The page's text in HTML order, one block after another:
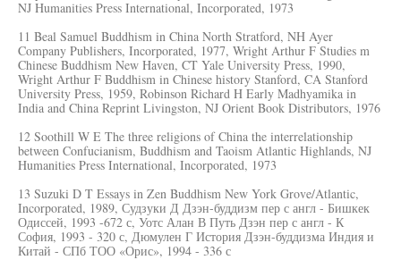
NJ Humanities Press International, Incorporated, 1973
11 Beal Samuel Buddhism in China North Stratford, NH Ayer
Company Publishers, Incorporated, 1977, Wright Arthur F Studies m
Chinese Buddhism New Haven, CT Yale University Press, 1990,
Wright Arthur F Buddhism in Chinese history Stanford, CA Stanford
University Press, 1959, Robinson Richard H Early Madhyamika in
India and China Reprint Livingston, NJ Orient Book Distributors, 1976
12 Soothill W E The three religions of China the interrelationship
between Confucianism, Buddhism and Taoism Atlantic Highlands, NJ
Humanities Press International, Incorporated, 1973
13 Suzuki D T Essays in Zen Buddhism New York Grove/Atlantic,
Incorporated, 1989, Судзуки Д Дзэн-буддизм пер с англ - Бишкек
Одиссей, 1993 -672 с, Уотс Алан В Путь Дзэн пер с англ - К
София, 1993 - 320 с, Дюмулен Г История Дзэн-буддизма Индия и
Китай - СПб ТОО «Орис», 1994 - 336 с